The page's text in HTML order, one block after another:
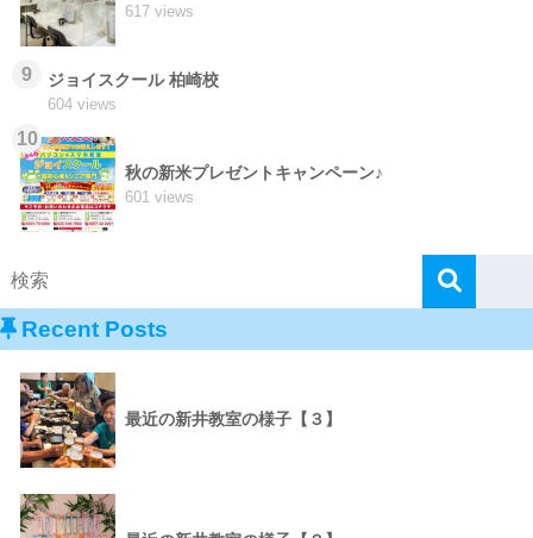
617 views
9 ジョイスクール 柏崎校
604 views
10
秋の新米プレゼントキャンペーン♪
601 views
Recent Posts
最近の新井教室の様子【３】